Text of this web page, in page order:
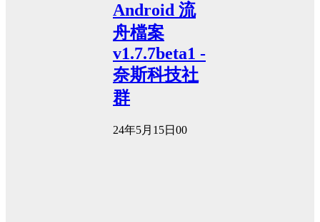
Android 流
舟檔案
v1.7.7beta1 -
奈斯科技社
群
24年5月15日 00